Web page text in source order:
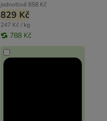
jednotlivě858 Kč
829 Kč
247 Kč / kg
788 Kč